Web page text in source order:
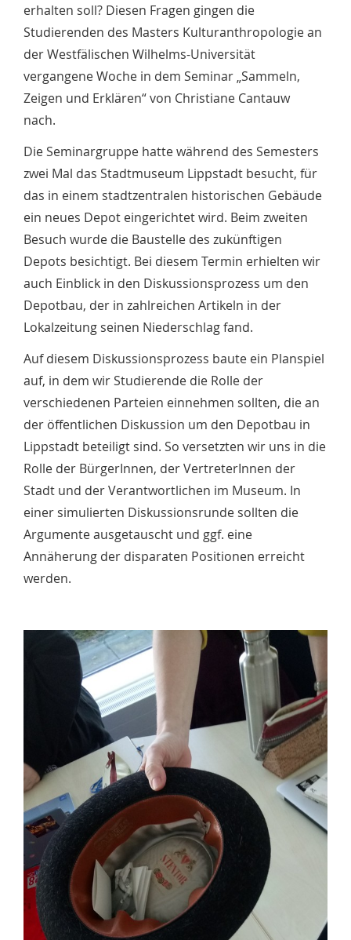
erhalten soll? Diesen Fragen gingen die
Studierenden des Masters Kulturanthropologie an
der Westfälischen Wilhelms-Universität
vergangene Woche in dem Seminar „Sammeln,
Zeigen und Erklären“ von Christiane Cantauw
nach.
Die Seminargruppe hatte während des Semesters
zwei Mal das Stadtmuseum Lippstadt besucht, für
das in einem stadtzentralen historischen Gebäude
ein neues Depot eingerichtet wird. Beim zweiten
Besuch wurde die Baustelle des zukünftigen
Depots besichtigt. Bei diesem Termin erhielten wir
auch Einblick in den Diskussionsprozess um den
Depotbau, der in zahlreichen Artikeln in der
Lokalzeitung seinen Niederschlag fand.
Auf diesem Diskussionsprozess baute ein Planspiel
auf, in dem wir Studierende die Rolle der
verschiedenen Parteien einnehmen sollten, die an
der öffentlichen Diskussion um den Depotbau in
Lippstadt beteiligt sind. So versetzten wir uns in die
Rolle der BürgerInnen, der VertreterInnen der
Stadt und der Verantwortlichen im Museum. In
einer simulierten Diskussionsrunde sollten die
Argumente ausgetauscht und ggf. eine
Annäherung der disparaten Positionen erreicht
werden.